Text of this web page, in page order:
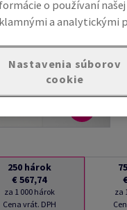
250 hárok
€ 567,74
za 1 000 hárok
Cena vrát. DPH
za
o používaní
a analytickými
Nastavenia súborov
cookie